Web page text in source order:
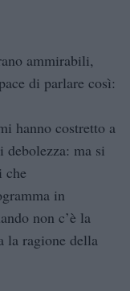
ammirabili,
di parlare così:
hanno costretto a
ma si
che
in
non c’è la
la ragione della